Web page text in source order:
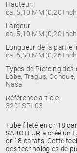
Hauteur:
ca. 5,10 MM (0,20
Largeur:
ca. 5,10 MM (0,20
Longueur de la partie
ca. 6,50 MM (0,26
Types de Piercing des
Lobe, Tragus,
Nasal
Référence article :
3201SPI-03
Tube fileté en or 18
SABOTEUR a créé un
or 18 carats. Cette
des technologies de